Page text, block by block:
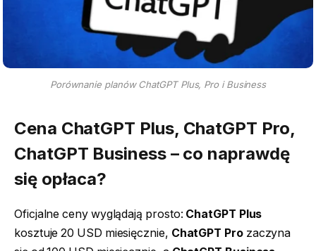
Porównanie planów ChatGPT Plus, Pro i Business
Cena ChatGPT Plus, ChatGPT Pro,
ChatGPT Business– co naprawdę
się opłaca?
Oficjalne ceny wyglądają prosto: ChatGPT Plus
kosztuje 20 USD miesięcznie, ChatGPT Prozaczyna